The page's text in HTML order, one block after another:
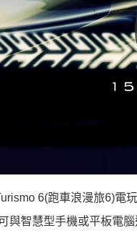
6(跑車浪漫旅6)電
與智慧型手機或平板電